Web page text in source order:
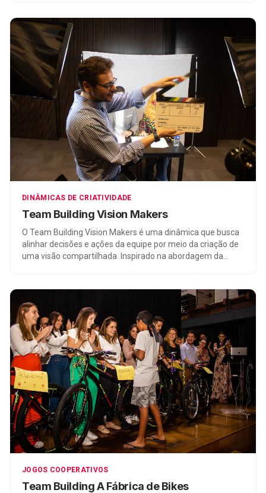
Com base em teorias de psicologia organizacional, valoriza
o reconhecimento, a valorização do presente e a
inspiração. É uma experiência única que impulsiona o
sucesso coletivo.
DINÂMICAS DE CRIATIVIDADE
Team Building Vision Makers
O Team Building Vision Makers é uma dinâmica que busca
alinhar decisões e ações da equipe por meio da criação de
uma visão compartilhada. Inspirado na abordagem da
promove colaboração, comunicação e motivação,
resultando na exibição dos vídeos em uma premiere. É
uma forma eficaz de construir uma visão compartilhada e
alcançar resultados em equipe.
JOGOS COOPERATIVOS
Team Building A Fábrica de Bikes